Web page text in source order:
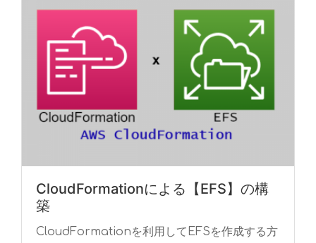
CloudFormationによる【EFS】の構
築
CloudFormationを利用してEFSを作成する方